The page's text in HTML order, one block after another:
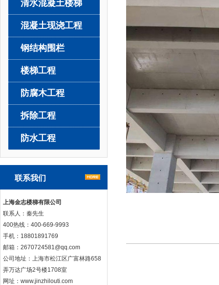
清水混凝土楼梯
混凝土现浇工程
钢结构围栏
楼梯工程
防腐木工程
拆除工程
防水工程
联系我们
上海金志楼梯有限公司
联系人：秦先生
400热线：400-669-9993
手机：18801891769
邮箱：2670724581@qq.com
公司地址：上海市松江区广富林路658
弄万达广场2号楼1708室
网址：www.jinzhilouti.com